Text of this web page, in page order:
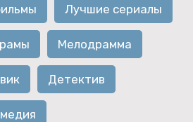
Лучшие сериалы
Мелодрамма
Детектив